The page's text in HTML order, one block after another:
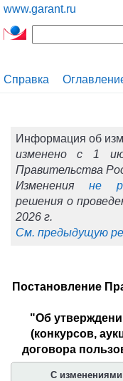
www.garant.ru
Справка
Информация об
изменено с 1
Правительства
Измененияне
решения о
2026 г.
См. предыдущую
Постановление
"Об
(конкурсов,
договора
С